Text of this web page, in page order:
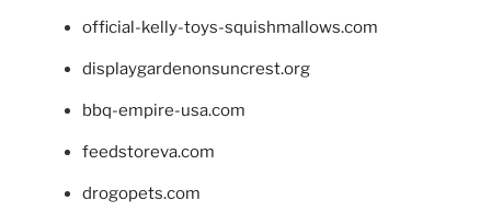
official-kelly-toys-squishmallows.com
displaygardenonsuncrest.org
bbq-empire-usa.com
feedstoreva.com
drogopets.com